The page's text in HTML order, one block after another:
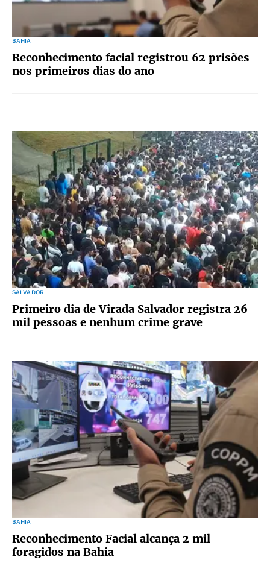
BAHIA
Reconhecimento facial registrou 62 prisões
nos primeiros dias do ano
SALVADOR
Primeiro dia de Virada Salvador registra 26
mil pessoas e nenhum crime grave
BAHIA
Reconhecimento Facial alcança 2 mil
foragidos na Bahia